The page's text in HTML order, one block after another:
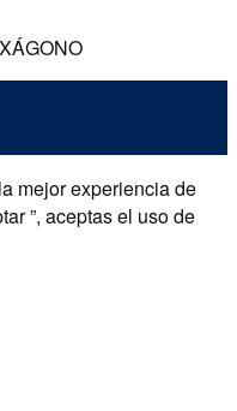
mejor experiencia de
”, aceptas el uso de